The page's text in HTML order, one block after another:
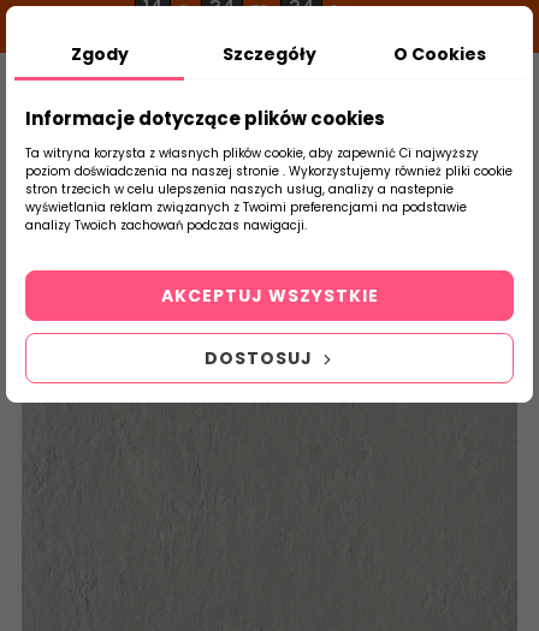
14 g 34 m 34 s
Szukaj
produktu
Strona Główna Salon / Taras Tubądzin
Zgody Szczegóły O Cookies
Informacje dotyczące plików cookies
Ta witryna korzysta z własnych plików cookie, aby zapewnić Ci najwyższy
poziom doświadczenia na naszej stronie . Wykorzystujemy również pliki cookie
stron trzecich w celu ulepszenia naszych usług, analizy a nastepnie
wyświetlania reklam związanych z Twoimi preferencjami na podstawie
analizy Twoich zachowań podczas nawigacji.
DOSTOSUJ
AKCEPTUJ WSZYSTKIE